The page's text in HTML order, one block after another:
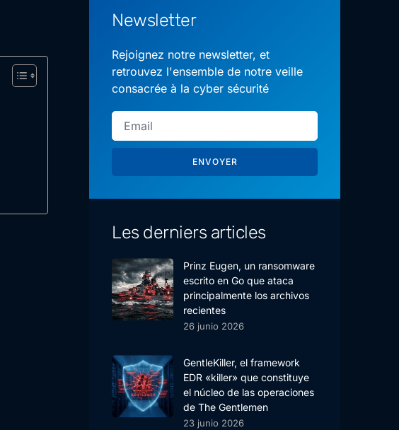
Newsletter
Rejoignez notre newsletter, et
retrouvez l'ensemble de notre veille
consacrée à la cyber sécurité
ENVOYER
Les derniers articles
Prinz Eugen, un ransomware
escrito en Go que ataca
principalmente los archivos
recientes
26 junio 2026
GentleKiller, el framework
EDR «killer» que constituye
el núcleo de las operaciones
de The Gentlemen
23 junio 2026